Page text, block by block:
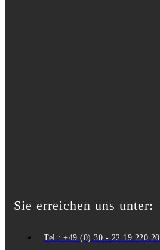
Sie erreichen uns unter:
Tel.: +49 (0) 30 - 22 19 220 20